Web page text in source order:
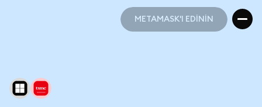
METAMASK'I EDİNİN